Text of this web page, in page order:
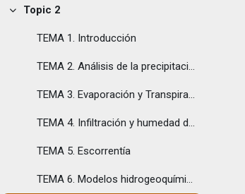
Tolestu
Topic 2
TEMA 1. Introducción
TEMA 2. Análisis de la precipitación
TEMA 3. Evaporación y Transpiración
TEMA 4. Infiltración y humedad del suelo
TEMA 5. Escorrentía
TEMA 6. Modelos hidrogeoquímicos